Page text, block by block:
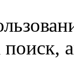
поиск,